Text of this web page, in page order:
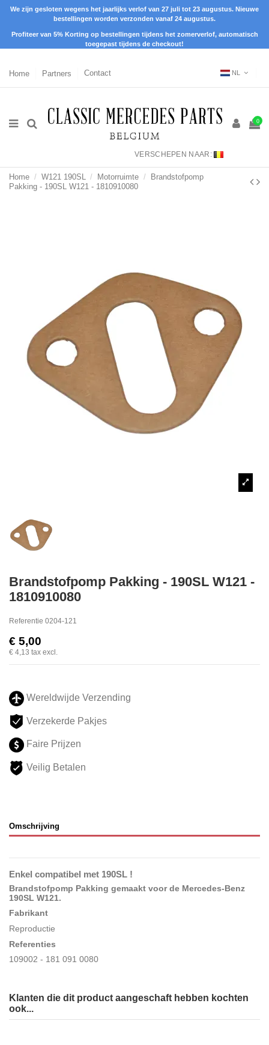
We zijn gesloten wegens het jaarlijks verlof van 27 juli tot 23 augustus. Nieuwe
bestellingen worden verzonden vanaf 24 augustus.
Profiteer van 5% Korting op bestellingen tijdens het zomerverlof, automatisch
toegepast tijdens de checkout!
Home Partners Contact NL
0
VERSCHEPEN NAAR:
Home W121 190SL Motorruimte
Brandstofpomp
Pakking - 190SL W121 - 1810910080
Brandstofpomp Pakking - 190SL W121 -
1810910080
Referentie 0204-121
€ 5,00
€ 4,13 tax excl.
Wereldwijde Verzending
Verzekerde Pakjes
Faire Prijzen
Veilig Betalen
Omschrijving
Enkel compatibel met 190SL !
Brandstofpomp Pakking gemaakt voor de Mercedes-Benz
190SL W121.
Fabrikant
Reproductie
Referenties
109002 - 181 091 0080
Klanten die dit product aangeschaft hebben kochten
ook...